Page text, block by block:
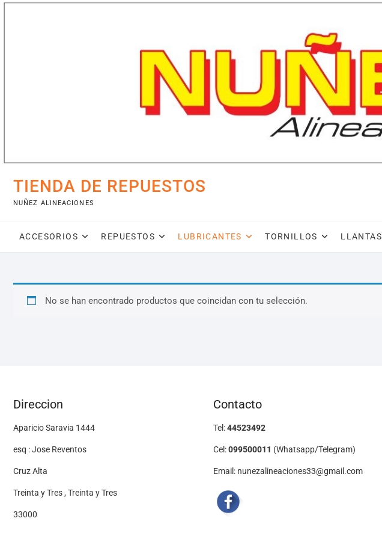
Saltar
TIENDA DE REPUESTOS
NUÑEZ ALINEACIONES
ACCESORIOS REPUESTOS LUBRICANTES TORNILLOS LLANTAS
No se han encontrado productos que coincidan con tu selección.
Direccion
Aparicio Saravia 1444
esq : Jose Reventos
Cruz Alta
Treinta y Tres , Treinta y Tres
33000
Contacto
Tel:44523492
Cel:099500011 (Whatsapp/Telegram)
Email: nunezalineaciones33@gmail.com